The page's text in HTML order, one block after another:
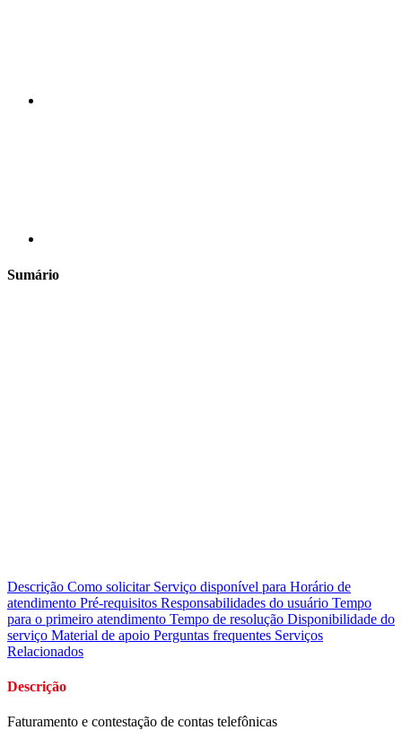
Sumário
Descrição Como solicitar Serviço disponível para Horário de
atendimento Pré-requisitos Responsabilidades do usuário Tempo
para o primeiro atendimento Tempo de resolução Disponibilidade do
serviço Material de apoio Perguntas frequentes Serviços
Relacionados
Descrição
Faturamento e contestação de contas telefônicas